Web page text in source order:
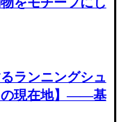
ランニングシュ
の現在地】――基